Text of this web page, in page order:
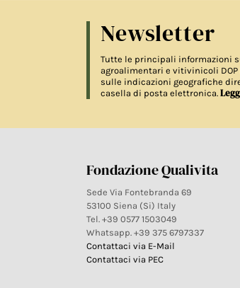
Newsletter
Tutte le principali informazioni
agroalimentari e vitivinicoli DOP
sulle indicazioni geografiche
casella di posta elettronica.
Fondazione Qualivita
Sede Via Fontebranda 69
53100 Siena (Si) Italy
Tel. +39 0577 1503049
Whatsapp. +39 375 6797337
Contattaci via E-Mail
Contattaci via PEC